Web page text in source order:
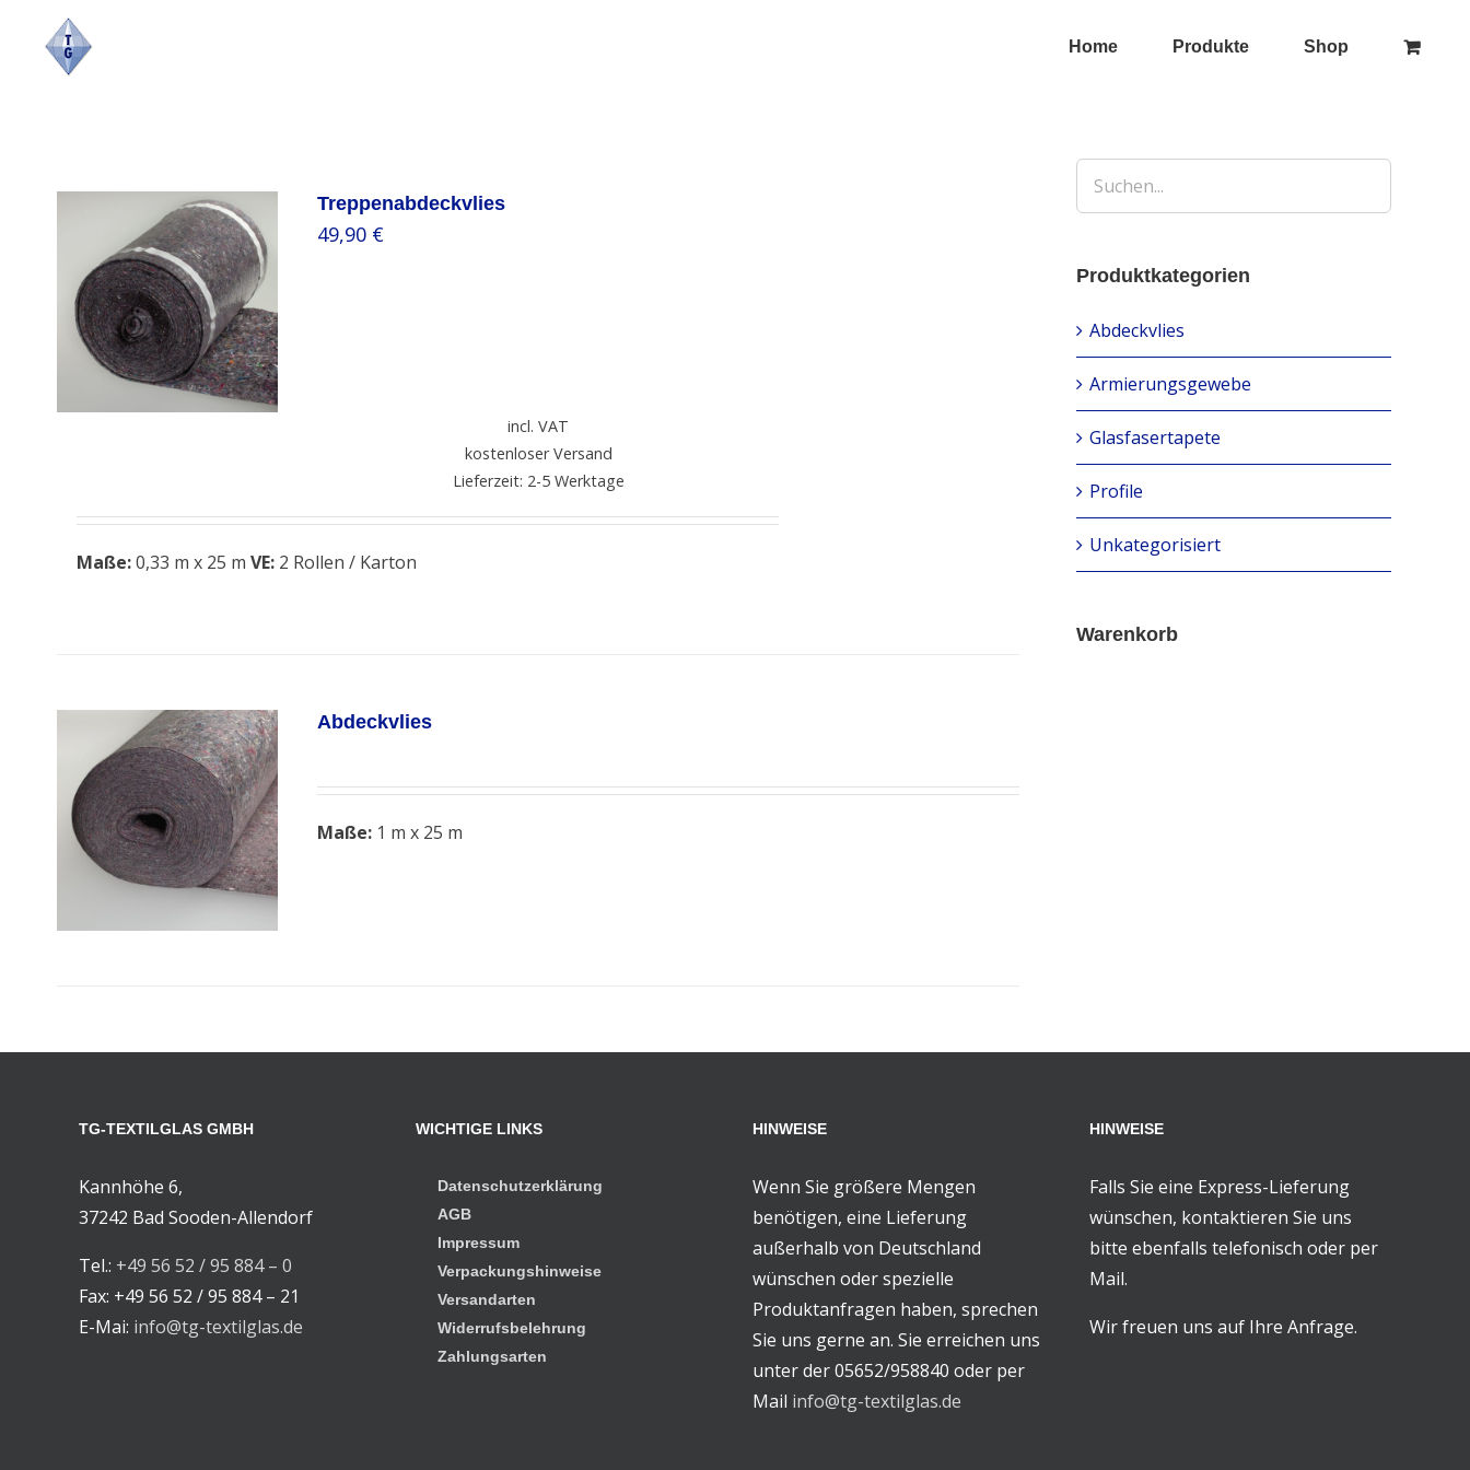
content
Home Produkte Shop
Treppenabdeckvlies
49,90 €
incl. VAT
kostenloser Versand
Lieferzeit: 2-5 Werktage
Maße:0,33 m x 25 m VE:2 Rollen / Karton
Abdeckvlies
Maße:1 m x 25 m
Produktkategorien
Abdeckvlies
Armierungsgewebe
Glasfasertapete
Profile
Unkategorisiert
Warenkorb
TG-TEXTILGLAS GMBH
Kannhöhe 6,
37242 Bad Sooden-Allendorf
Tel.: +49 56 52 / 95 884 – 0
Fax: +49 56 52 / 95 884 – 21
E-Mai: info@tg-textilglas.de
WICHTIGE LINKS
Datenschutzerklärung
AGB
Impressum
Verpackungshinweise
Versandarten
Widerrufsbelehrung
Zahlungsarten
HINWEISE
Wenn Sie größere Mengen
benötigen, eine Lieferung
außerhalb von Deutschland
wünschen oder spezielle
Produktanfragen haben, sprechen
Sie uns gerne an. Sie erreichen uns
unter der 05652/958840 oder per
Mail info@tg-textilglas.de
HINWEISE
Falls Sie eine Express-Lieferung
wünschen, kontaktieren Sie uns
bitte ebenfalls telefonisch oder per
Mail.
Wir freuen uns auf Ihre Anfrage.